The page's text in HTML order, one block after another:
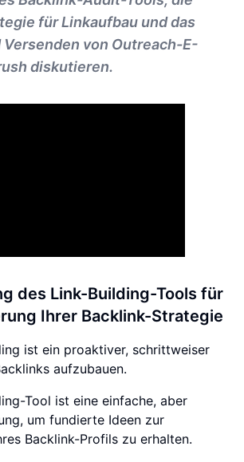
für Linkaufbau und das
Versenden von Outreach-E-
diskutieren.
des Link-Building-Tools für
Ihrer Backlink-Strategie
ist ein proaktiver, schrittweiser
aufzubauen.
Tool ist eine einfache, aber
um fundierte Ideen zur
Backlink-Profils zu erhalten.